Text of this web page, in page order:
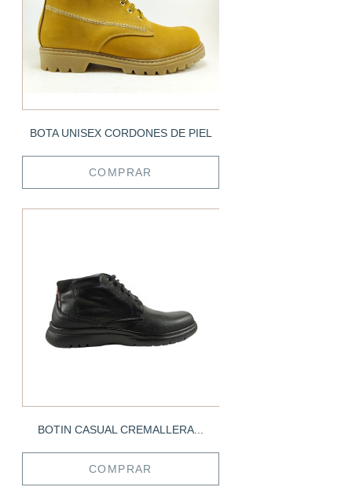
BOTA UNISEX CORDONES DE PIEL
COMPRAR
BOTIN CASUAL CREMALLERA...
COMPRAR